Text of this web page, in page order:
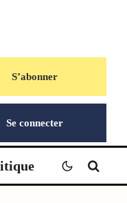
S’abonner
Se connecter